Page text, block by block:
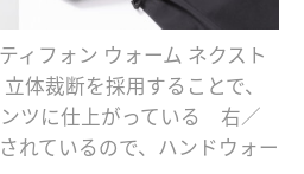
ィフォン ウォーム ネクスト
体裁断を採用することで、
ツに仕上がっている 右／
れているので、ハンドウォー